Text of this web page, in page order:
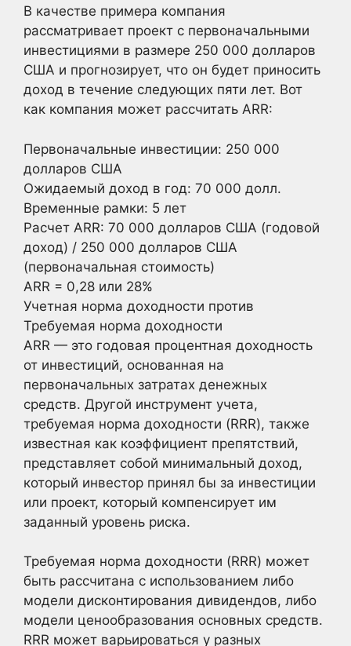
В качестве примера компания
рассматривает проект с первоначальными
инвестициями в размере 250 000 долларов
США и прогнозирует, что он будет приносить
доход в течение следующих пяти лет. Вот
как компания может рассчитать ARR:
Первоначальные инвестиции: 250 000
долларов США
Ожидаемый доход в год: 70 000 долл.
Временные рамки: 5 лет
Расчет ARR: 70 000 долларов США (годовой
доход) / 250 000 долларов США
(первоначальная стоимость)
ARR = 0,28 или 28%
Учетная норма доходности против
Требуемая норма доходности
ARR — это годовая процентная доходность
от инвестиций, основанная на
первоначальных затратах денежных
средств. Другой инструмент учета,
требуемая норма доходности (RRR), также
известная как коэффициент препятствий,
представляет собой минимальный доход,
который инвестор принял бы за инвестиции
или проект, который компенсирует им
заданный уровень риска.
Требуемая норма доходности (RRR) может
быть рассчитана с использованием либо
модели дисконтирования дивидендов, либо
модели ценообразования основных средств.
RRR может варьироваться у разных